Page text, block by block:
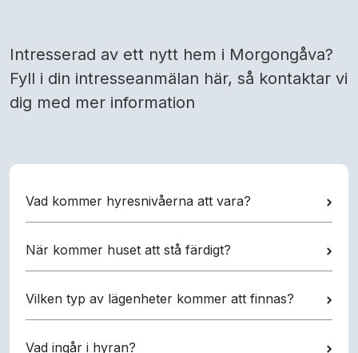
Intresserad av ett nytt hem i Morgongåva?
Fyll i din intresseanmälan här, så kontaktar vi
dig med mer information
Vad kommer hyresnivåerna att vara?
När kommer huset att stå färdigt?
Vilken typ av lägenheter kommer att finnas?
Vad ingår i hyran?